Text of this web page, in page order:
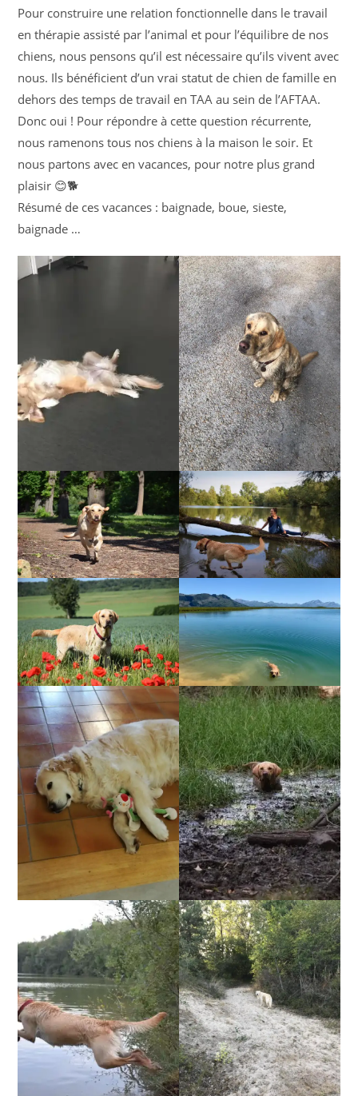
Pour construire une relation fonctionnelle dans le travail
en thérapie assisté par l’animal et pour l’équilibre de nos
chiens, nous pensons qu’il est nécessaire qu’ils vivent avec
nous. Ils bénéficient d’un vrai statut de chien de famille en
dehors des temps de travail en TAA au sein de l’AFTAA.
Donc oui ! Pour répondre à cette question récurrente,
nous ramenons tous nos chiens à la maison le soir. Et
nous partons avec en vacances, pour notre plus grand
plaisir 😊🐕
Résumé de ces vacances : baignade, boue, sieste,
baignade …